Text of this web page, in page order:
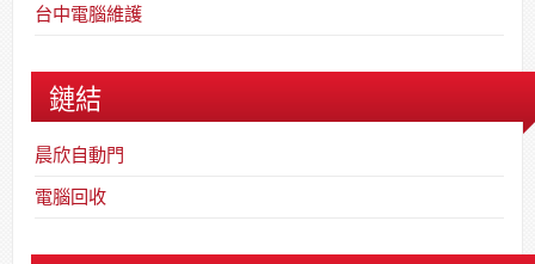
台中電腦維護
鏈結
晨欣自動門
電腦回收